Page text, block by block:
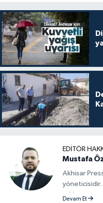
EDITÖR
Mustafa
Akhisar
reklam
Devam Et